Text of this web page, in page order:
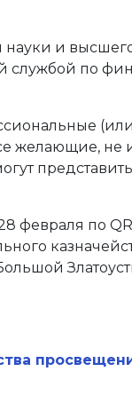
науки и
службой по
желающие,
февраля по